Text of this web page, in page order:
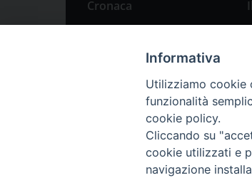
Cronaca
Attualità
Primo PianoInformativa
Utilizziamo cookie
funzionalità
cookie policy.
Cliccando su
cookie utilizzati e
navigazione